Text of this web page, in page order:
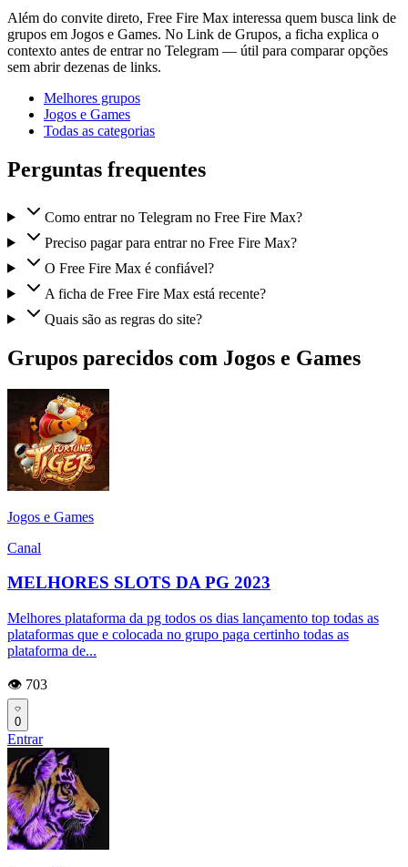
Além do convite direto, Free Fire Max interessa quem busca link de
grupos em Jogos e Games. No Link de Grupos, a ficha explica o
contexto antes de entrar no Telegram — útil para comparar opções
sem abrir dezenas de links.
Melhores grupos
Jogos e Games
Todas as categorias
Perguntas frequentes
Como entrar no Telegram no Free Fire Max?
Preciso pagar para entrar no Free Fire Max?
O Free Fire Max é confiável?
A ficha de Free Fire Max está recente?
Quais são as regras do site?
Grupos parecidos com Jogos e Games
Jogos e Games
Canal
MELHORES SLOTS DA PG 2023
Melhores plataforma da pg todos os dias lançamento top todas as
plataformas que e colocada no grupo paga certinho todas as
plataforma de...
👁️ 703
0
Entrar